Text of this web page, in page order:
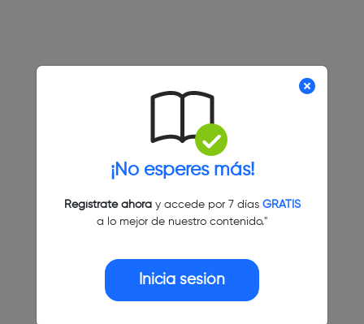
¡No esperes más!
Regístrate ahoray accede por 7 días GRATIS
a lo mejor de nuestro contenido."
Inicia sesión